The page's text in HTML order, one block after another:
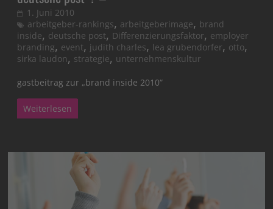
1. Juni 2010
arbeitgeber-rankings, arbeitgeberimage, brand
inside, deutsche post, Differenzierungsfaktor, employer
branding, event, judith charles, lea grubendorfer, otto,
sirka laudon, strategie, unternehmenskultur
gastbeitrag zur „brand inside 2010“
Weiterlesen